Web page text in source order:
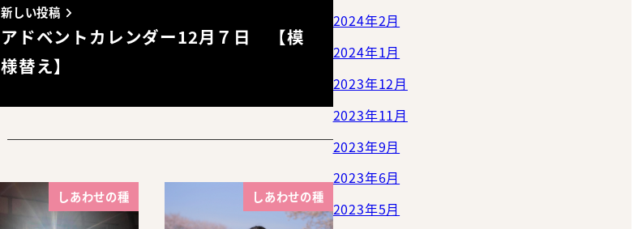
新しい投稿
アドベントカレンダー12月７日 【模
様替え】
しあわせの種 しあわせの種
2024年2月
2024年1月
2023年12月
2023年11月
2023年9月
2023年6月
2023年5月